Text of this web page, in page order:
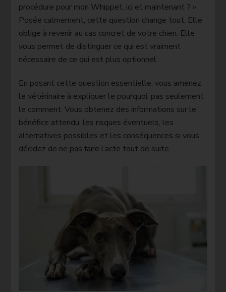
procédure pour mon Whippet, ici et maintenant ? »
Posée calmement, cette question change tout. Elle
oblige à revenir au cas concret de votre chien. Elle
vous permet de distinguer ce qui est vraiment
nécessaire de ce qui est plus optionnel.
En posant cette question essentielle, vous amenez
le vétérinaire à expliquer le pourquoi, pas seulement
le comment. Vous obtenez des informations sur le
bénéfice attendu, les risques éventuels, les
alternatives possibles et les conséquences si vous
décidez de ne pas faire l’acte tout de suite.